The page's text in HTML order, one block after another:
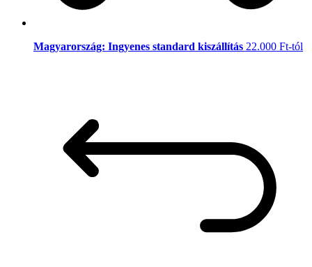
Magyarország: Ingyenes standard kiszállítás 22.000 Ft-tól